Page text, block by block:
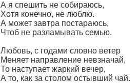
А я спешить не собираюсь,
Хотя конечно, не люблю.
А может завтра постараюсь,
Чтоб не разламывать семью.
Любовь, с годами словно ветер
Меняет направление невзначай,
То наступает жаркий вечер,
А то, как за столом остывший чай.